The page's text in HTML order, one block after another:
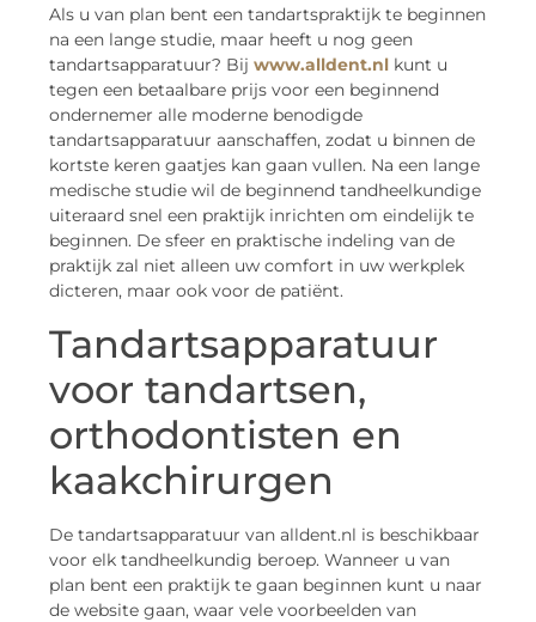
Als u van plan bent een tandartspraktijk te beginnen
na een lange studie, maar heeft u nog geen
tandartsapparatuur? Bij www.alldent.nl kunt u
tegen een betaalbare prijs voor een beginnend
ondernemer alle moderne benodigde
tandartsapparatuur aanschaffen, zodat u binnen de
kortste keren gaatjes kan gaan vullen. Na een lange
medische studie wil de beginnend tandheelkundige
uiteraard snel een praktijk inrichten om eindelijk te
beginnen. De sfeer en praktische indeling van de
praktijk zal niet alleen uw comfort in uw werkplek
dicteren, maar ook voor de patiënt.
Tandartsapparatuur
voor tandartsen,
orthodontisten en
kaakchirurgen
De tandartsapparatuur van alldent.nl is beschikbaar
voor elk tandheelkundig beroep. Wanneer u van
plan bent een praktijk te gaan beginnen kunt u naar
de website gaan, waar vele voorbeelden van